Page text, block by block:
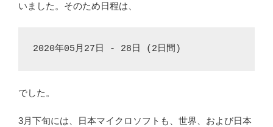
いました。そのため日程は、
2020年05月27日 - 28日 (2日間)
でした。
3月下旬には、日本マイクロソフトも、世界、および日本